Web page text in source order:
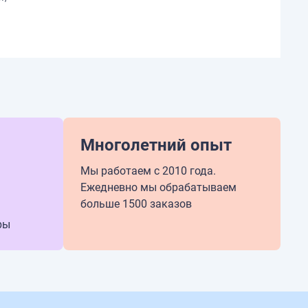
Многолетний опыт
Мы работаем с 2010 года.
Ежедневно мы обрабатываем
больше 1500 заказов